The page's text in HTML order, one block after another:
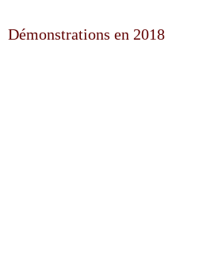
Démonstrations en 2018